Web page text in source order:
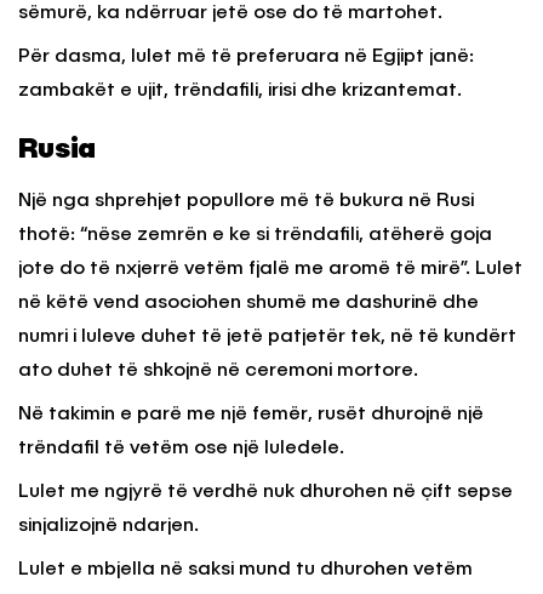
sëmurë, ka ndërruar jetë ose do të martohet.
Për dasma, lulet më të preferuara në Egjipt janë:
zambakët e ujit, trëndafili, irisi dhe krizantemat.
Rusia
Një nga shprehjet popullore më të bukura në Rusi
thotë: “nëse zemrën e ke si trëndafili, atëherë goja
jote do të nxjerrë vetëm fjalë me aromë të mirë”. Lulet
në këtë vend asociohen shumë me dashurinë dhe
numri i luleve duhet të jetë patjetër tek, në të kundërt
ato duhet të shkojnë në ceremoni mortore.
Në takimin e parë me një femër, rusët dhurojnë një
trëndafil të vetëm ose një luledele.
Lulet me ngjyrë të verdhë nuk dhurohen në çift sepse
sinjalizojnë ndarjen.
Lulet e mbjella në saksi mund tu dhurohen vetëm